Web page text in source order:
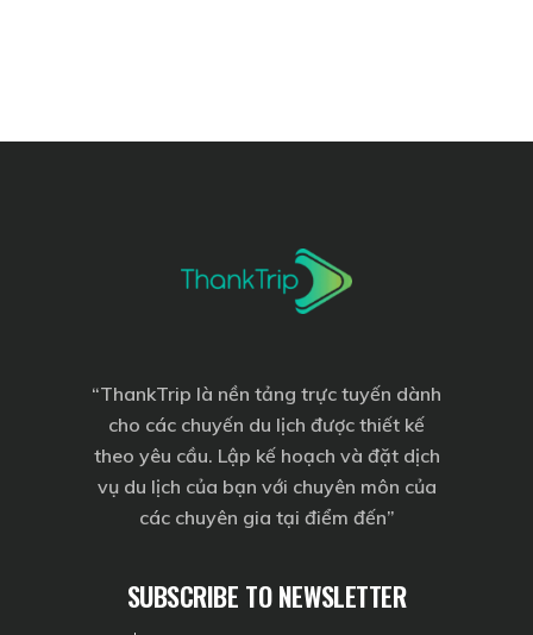
“ThankTrip là nền tảng trực tuyến dành
cho các chuyến du lịch được thiết kế
theo yêu cầu. Lập kế hoạch và đặt dịch
vụ du lịch của bạn với chuyên môn của
các chuyên gia tại điểm đến”
SUBSCRIBE TO NEWSLETTER